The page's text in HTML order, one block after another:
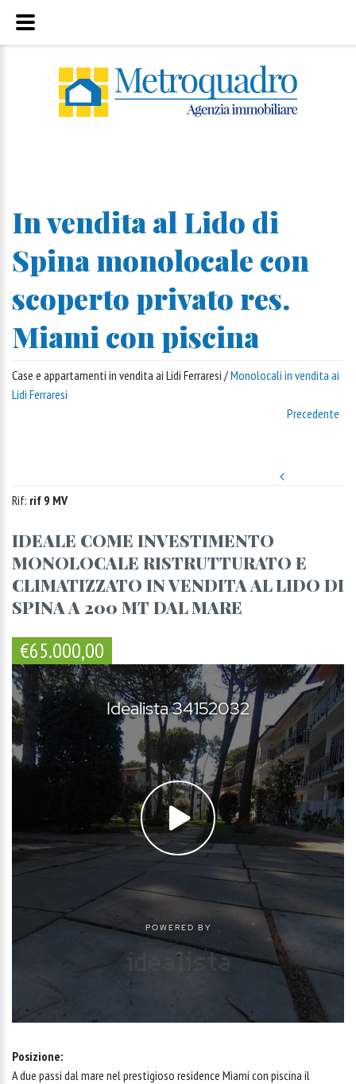
In vendita al Lido di
Spina monolocale con
scoperto privato res.
Miami con piscina
Case e appartamenti in vendita ai Lidi Ferraresi /Monolocali in vendita ai
Lidi Ferraresi
Precedente
Rif: rif 9 MV
IDEALE COME INVESTIMENTO
MONOLOCALE RISTRUTTURATO E
CLIMATIZZATO IN VENDITA AL LIDO DI
SPINA A 200 MT DAL MARE
€65.000,00
Posizione:
A due passi dal mare nel prestigioso residence Miami con piscina il